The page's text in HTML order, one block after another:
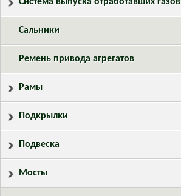
Система выпуска отработавших газов
Сальники
Ремень привода агрегатов
Рамы
Подкрылки
Подвеска
Мосты